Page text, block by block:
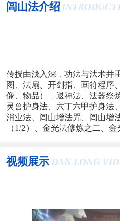
闾山法介绍
传授由浅入深，功法与法术并
图、法扇、开剑指、画符程序
像、物品），退神法、法器祭
灵兽护身法、六丁六甲护身法
消业法、闾山增法咒、闾山增
（1/2）、金光法修炼之二、金
视频展示 DAN LONG